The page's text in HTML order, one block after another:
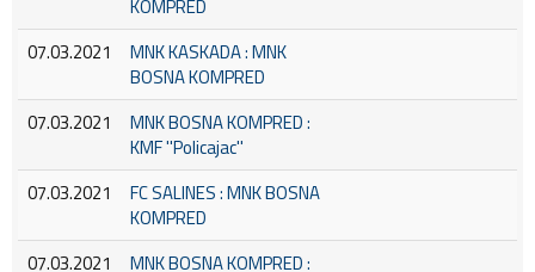
KOMPRED
07.03.2021
MNK KASKADA : MNK
BOSNA KOMPRED
07.03.2021
MNK BOSNA KOMPRED :
KMF ''Policajac''
07.03.2021
FC SALINES : MNK BOSNA
KOMPRED
07.03.2021
MNK BOSNA KOMPRED :